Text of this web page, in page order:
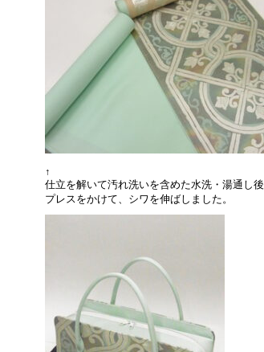
↑
仕立を解いて汚れ洗いを含めた水洗・湯通し後
プレスをかけて、シワを伸ばしました。